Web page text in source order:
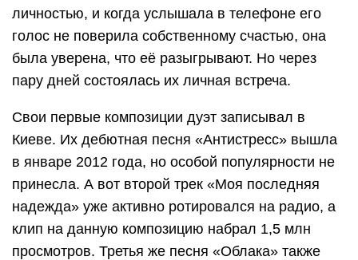
личностью, и когда услышала в телефоне его
голос не поверила собственному счастью, она
была уверена, что её разыгрывают. Но через
пару дней состоялась их личная встреча.
Свои первые композиции дуэт записывал в
Киеве. Их дебютная песня «Антистресс» вышла
в январе 2012 года, но особой популярности не
принесла. А вот второй трек «Моя последняя
надежда» уже активно ротировался на радио, а
клип на данную композицию набрал 1,5 млн
просмотров. Третья же песня «Облака» также